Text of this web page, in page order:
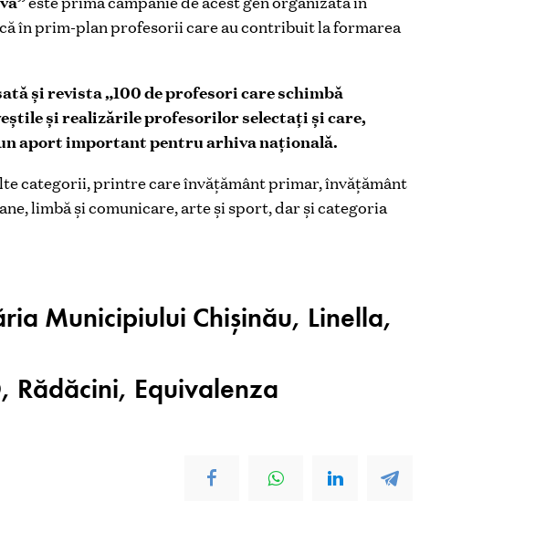
în prim-plan profesorii care au contribuit la formarea
și revista „100 de profesori care schimbă
și realizările profesorilor selectați și care,
aport important pentru arhiva națională.
categorii, printre care învățământ primar, învățământ
limbă și comunicare, arte și sport, dar și categoria
Municipiului Chișinău, Linella,
Rădăcini, Equivalenza